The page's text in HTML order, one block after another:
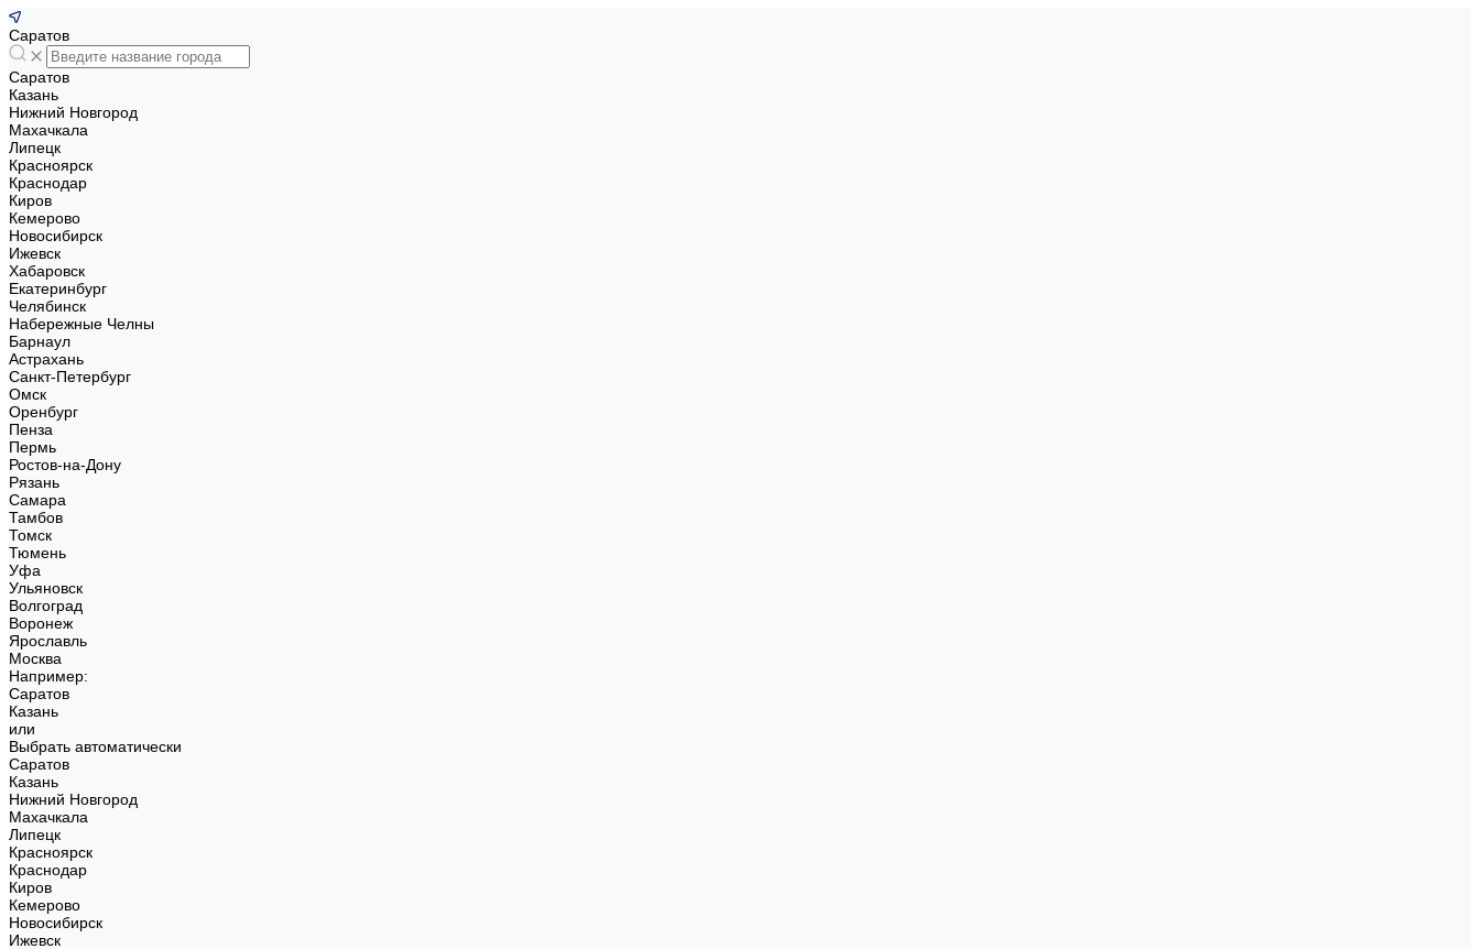
Саратов
Саратов
Казань
Нижний Новгород
Махачкала
Липецк
Красноярск
Краснодар
Киров
Кемерово
Новосибирск
Ижевск
Хабаровск
Екатеринбург
Челябинск
Набережные Челны
Барнаул
Астрахань
Санкт-Петербург
Омск
Оренбург
Пенза
Пермь
Ростов-на-Дону
Рязань
Самара
Тамбов
Томск
Тюмень
Уфа
Ульяновск
Волгоград
Воронеж
Ярославль
Москва
Например:
Саратов
Казань
или
Выбрать автоматически
Саратов
Казань
Нижний Новгород
Махачкала
Липецк
Красноярск
Краснодар
Киров
Кемерово
Новосибирск
Ижевск